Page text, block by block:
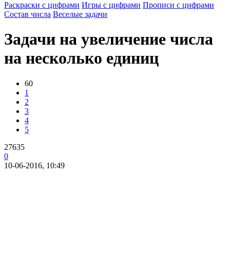
Раскраски с цифрами Игры с цифрами Прописи с цифрами
Состав числа Веселые задачи
Задачи на увеличение числа
на несколько единиц
60
1
2
3
4
5
27635
0
10-06-2016, 10:49